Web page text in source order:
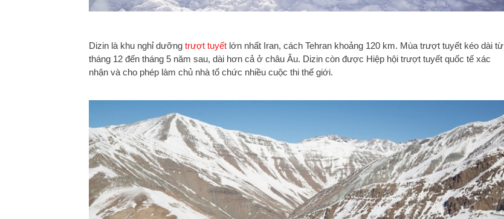
Dizin là khu nghỉ dưỡng trượt tuyết lớn nhất Iran, cách Tehran khoảng 120 km. Mùa trượt tuyết kéo dài từ
tháng 12 đến tháng 5 năm sau, dài hơn cả ở châu Âu. Dizin còn được Hiệp hội trượt tuyết quốc tế xác
nhận và cho phép làm chủ nhà tổ chức nhiều cuộc thi thế giới.